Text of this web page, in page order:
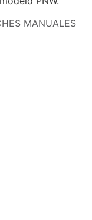
MANUALES